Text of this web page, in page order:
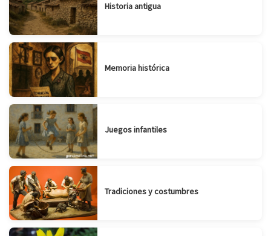
Historia antigua
Memoria histórica
Juegos infantiles
Tradiciones y costumbres